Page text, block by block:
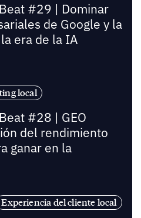
#29 | Dominar
de Google y la
era de la IA
local
#28 | GEO
del rendimiento
ganar en la
Experiencia del cliente local